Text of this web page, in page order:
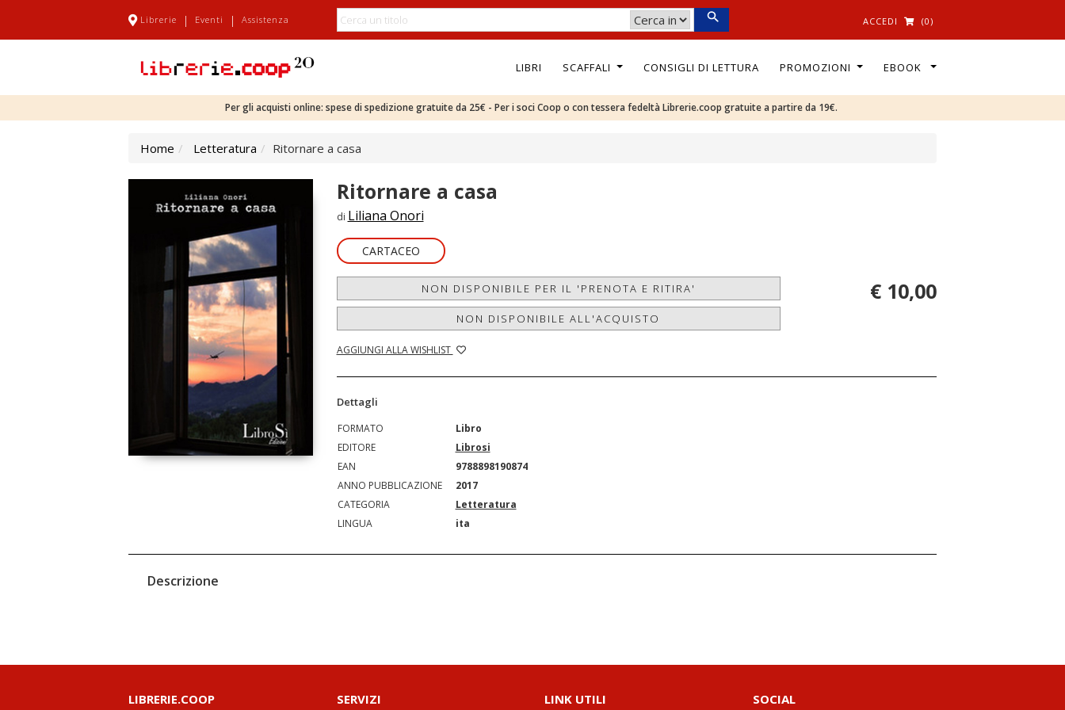
Librerie | Eventi | Assistenza ACCEDI (0)
LIBRI SCAFFALI CONSIGLI DI LETTURA PROMOZIONI EBOOK
Per gli acquisti online: spese di spedizione gratuite da 25€ - Per i soci Coop o con tessera fedeltà Librerie.coop gratuite a partire da 19€.
Home Letteratura Ritornare a casa
Ritornare a casa
di Liliana Onori
CARTACEO
NON DISPONIBILE PER IL 'PRENOTA E RITIRA'
NON DISPONIBILE ALL'ACQUISTO
AGGIUNGI ALLA WISHLIST
€ 10,00
Dettagli
FORMATO
Libro
EDITORE
Librosi
EAN
9788898190874
ANNO PUBBLICAZIONE
2017
CATEGORIA
Letteratura
LINGUA
ita
Descrizione
LIBRERIE.COOP SERVIZI LINK UTILI SOCIAL